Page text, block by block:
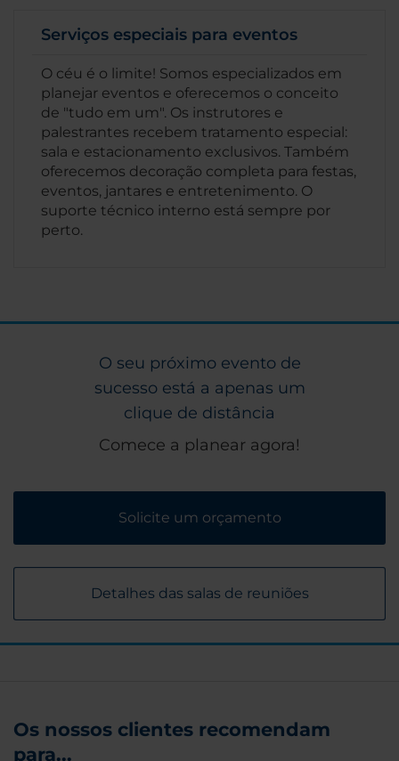
Serviços especiais para eventos
O céu é o limite! Somos especializados em
planejar eventos e oferecemos o conceito
de "tudo em um". Os instrutores e
palestrantes recebem tratamento especial:
sala e estacionamento exclusivos. Também
oferecemos decoração completa para festas,
eventos, jantares e entretenimento. O
suporte técnico interno está sempre por
perto.
O seu próximo evento de
sucesso está a apenas um
clique de distância
Comece a planear agora!
Solicite um orçamento
Detalhes das salas de reuniões
Os nossos clientes recomendam
para...